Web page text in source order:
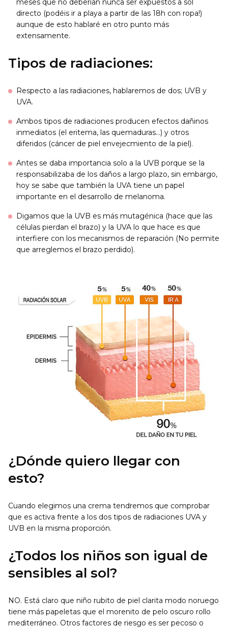
meses que no deberían nunca ser expuestos a sol
directo (podéis ir a playa a partir de las 18h con ropa!)
aunque de esto hablaré en otro punto más
extensamente.
Tipos de radiaciones:
Respecto a las radiaciones, hablaremos de dos; UVB y
UVA.
Ambos tipos de radiaciones producen efectos dañinos
inmediatos (el eritema, las quemaduras…) y otros
diferidos (cáncer de piel envejecmiento de la piel).
Antes se daba importancia solo a la UVB porque se la
responsabilizaba de los daños a largo plazo, sin embargo,
hoy se sabe que también la UVA tiene un papel
importante en el desarrollo de melanoma.
Digamos que la UVB es más mutagénica (hace que las
células pierdan el brazo) y la UVA lo que hace es que
interfiere con los mecanismos de reparación (No permite
que arreglemos el brazo perdido).
¿Dónde quiero llegar con
esto?
Cuando elegimos una crema tendremos que comprobar
que es activa frente a los dos tipos de radiaciones UVA y
UVB en la misma proporción.
¿Todos los niños son igual de
sensibles al sol?
NO. Está claro que niño rubito de piel clarita modo noruego
tiene más papeletas que el morenito de pelo oscuro rollo
mediterráneo. Otros factores de riesgo es ser pecoso o